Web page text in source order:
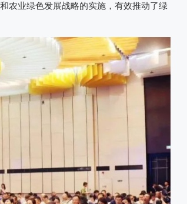
农业绿色发展战略的实施，有效推动了绿